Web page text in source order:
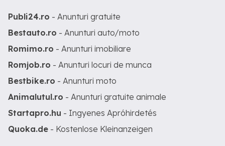
Publi24.ro - Anunturi gratuite
Bestauto.ro - Anunturi auto/moto
Romimo.ro - Anunturi imobiliare
Romjob.ro - Anunturi locuri de munca
Bestbike.ro - Anunturi moto
Animalutul.ro - Anunturi gratuite animale
Startapro.hu - Ingyenes Apróhirdetés
Quoka.de - Kostenlose Kleinanzeigen